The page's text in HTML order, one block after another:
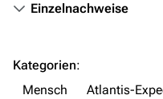
FAQ
Einzelnachweise
Kategorien:
Mensch
Atlantis-